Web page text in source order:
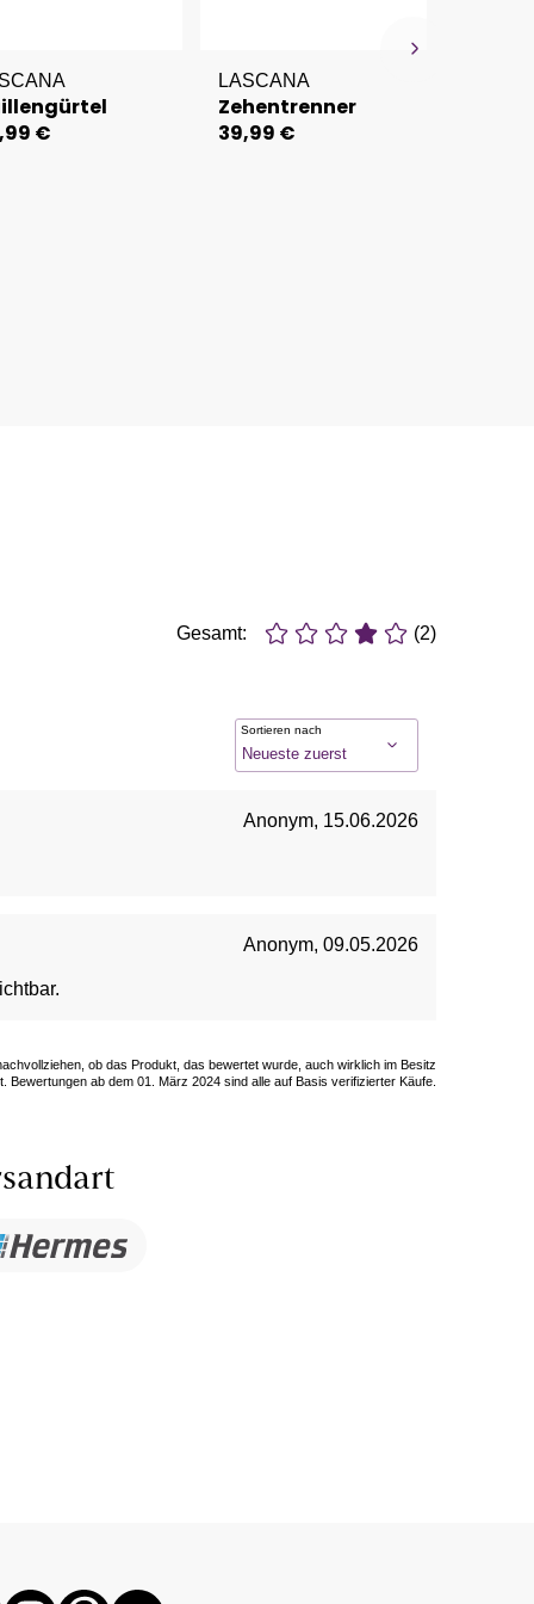
€
LASCANA
Zehentrenner
39,99 €
Gesamt: (2)
Sortieren nach
Anonym, 15.06.2026
Anonym, 09.05.2026
ob das Produkt, das bewertet wurde, auch wirklich im Besitz
Bewertungen ab dem 01. März 2024 sind alle auf Basis verifizierter Käufe.